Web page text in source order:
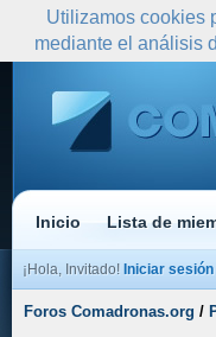
Inicio Lista de
¡Hola, Invitado! Iniciar sesión
Foros Comadronas.org /
Utilizamos cookies
mediante el análisis